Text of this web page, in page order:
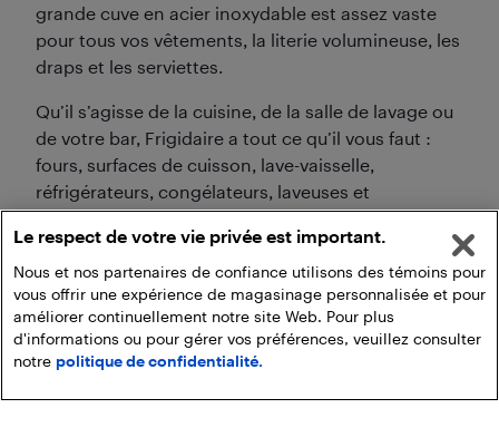
grande cuve en acier inoxydable est assez vaste
pour tous vos vêtements, la literie volumineuse, les
draps et les serviettes.
Qu’il s’agisse de la cuisine, de la salle de lavage ou
de votre bar, Frigidaire a tout ce qu’il vous faut :
fours, surfaces de cuisson, lave-vaisselle,
réfrigérateurs, congélateurs, laveuses et
sécheuses. Tous ces appareils vous aideront à
accomplir efficacement vos tâches ménagères de
façon à ce que vous puissiez passer plus de temps
avec votre famille.
Le respect de votre vie privée est important.
Nous et nos partenaires de confiance utilisons des témoins pour
vous offrir une expérience de magasinage personnalisée et pour
améliorer continuellement notre site Web. Pour plus
d'informations ou pour gérer vos préférences, veuillez consulter
notre politique de confidentialité.